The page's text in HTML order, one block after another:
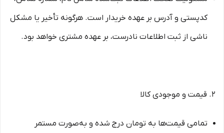
کدپستی و آدرس بر عهده خریدار است. هرگونه تأخیر یا مشکل
ناشی از ثبت اطلاعات نادرست، بر عهده مشتری خواهد بود.
۲. قیمت و موجودی کالا
تمامی قیمت‌ها به تومان درج شده و به‌صورت مستمر